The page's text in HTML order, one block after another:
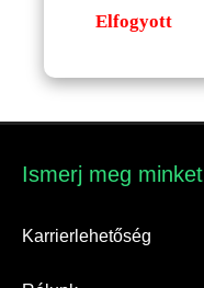
Elfogyott
Ismerj meg minket​
Karrierlehetőség